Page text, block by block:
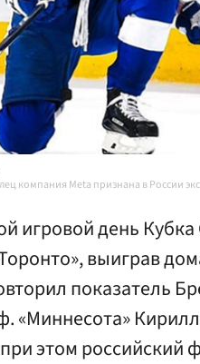
компания Meta признана в России
игровой день
выиграв
показатель
«Миннесота»
этом